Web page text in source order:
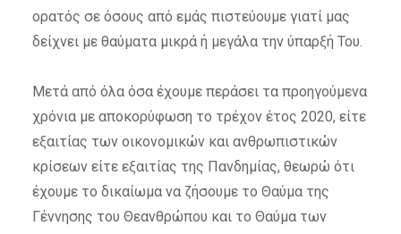
ορατός σε όσους από εμάς πιστεύουμε γιατί μας
δείχνει με θαύματα μικρά ή μεγάλα την ύπαρξή Του.
Μετά από όλα όσα έχουμε περάσει τα προηγούμενα
χρόνια με αποκορύφωση το τρέχον έτος 2020, είτε
εξαιτίας των οικονομικών και ανθρωπιστικών
κρίσεων είτε εξαιτίας της Πανδημίας, θεωρώ ότι
έχουμε το δικαίωμα να ζήσουμε το Θαύμα της
Γέννησης του Θεανθρώπου και το Θαύμα των